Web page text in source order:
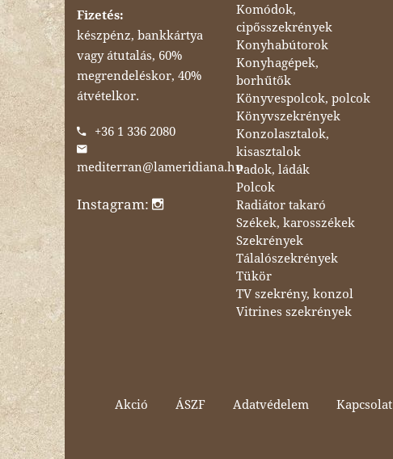
Fizetés:
készpénz, bankkártya
vagy átutalás, 60%
megrendeléskor, 40%
átvételkor.
+36 1 336 2080
mediterran@lameridiana.hu
Instagram:
Komódok,
cipősszekrények
Konyhabútorok
Konyhagépek,
borhűtők
Könyvespolcok, polcok
Könyvszekrények
Konzolasztalok,
kisasztalok
Padok, ládák
Polcok
Radiátor takaró
Székek, karosszékek
Szekrények
Tálalószekrények
Tükör
TV szekrény, konzol
Vitrines szekrények
Akció ÁSZF Adatvédelem Kapcsolat